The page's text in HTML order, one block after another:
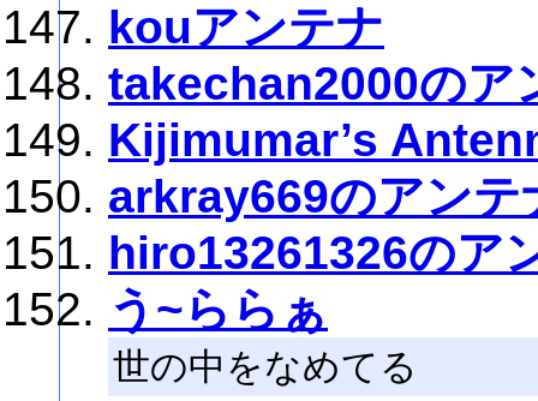
kouアンテナ
takechan2000のア
Kijimumar’s
arkray669のアンテ
hiro13261326のア
う~ららぁ
世の中をなめてる